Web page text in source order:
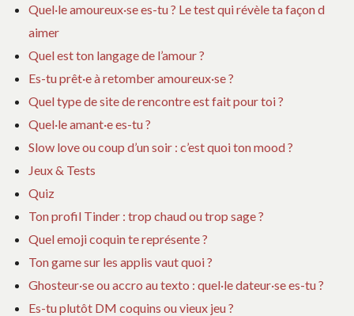
Quel·le amoureux·se es-tu ? Le test qui révèle ta façon d
aimer
Quel est ton langage de l’amour ?
Es-tu prêt·e à retomber amoureux·se ?
Quel type de site de rencontre est fait pour toi ?
Quel·le amant·e es-tu ?
Slow love ou coup d’un soir : c’est quoi ton mood ?
Jeux & Tests
Quiz
Ton profil Tinder : trop chaud ou trop sage ?
Quel emoji coquin te représente ?
Ton game sur les applis vaut quoi ?
Ghosteur·se ou accro au texto : quel·le dateur·se es-tu ?
Es-tu plutôt DM coquins ou vieux jeu ?